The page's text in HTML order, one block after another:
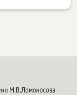
М.В.Ломоносова